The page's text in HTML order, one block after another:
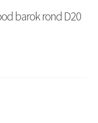
barok rond D20